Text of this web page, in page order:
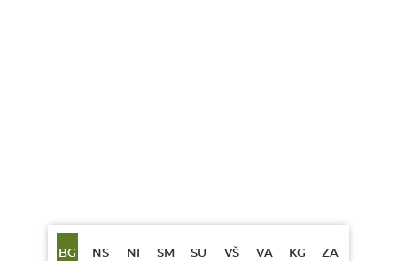
BG NS NI SM SU VŠ VA KG ZA